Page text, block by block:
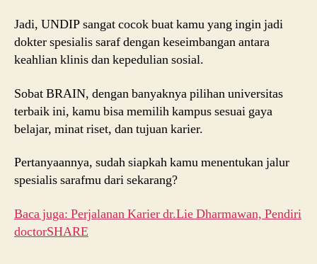
Jadi, UNDIP sangat cocok buat kamu yang ingin jadi
dokter spesialis saraf dengan keseimbangan antara
keahlian klinis dan kepedulian sosial.
Sobat BRAIN, dengan banyaknya pilihan universitas
terbaik ini, kamu bisa memilih kampus sesuai gaya
belajar, minat riset, dan tujuan karier.
Pertanyaannya, sudah siapkah kamu menentukan jalur
spesialis sarafmu dari sekarang?
Baca juga: Perjalanan Karier dr.Lie Dharmawan, Pendiri
doctorSHARE